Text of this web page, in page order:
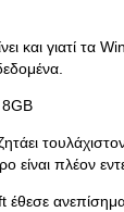
και γιατί τα
8GB
είναι πλέον